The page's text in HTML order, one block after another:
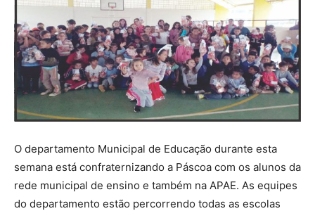
O departamento Municipal de Educação durante esta
semana está confraternizando a Páscoa com os alunos da
rede municipal de ensino e também na APAE. As equipes
do departamento estão percorrendo todas as escolas